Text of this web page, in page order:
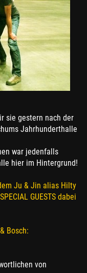
sie gestern nach der
Jahrhunderthalle
war jedenfalls
hier im Hintergrund!
Ju & Jin alias Hilty
GUESTS dabei
Bosch:
von